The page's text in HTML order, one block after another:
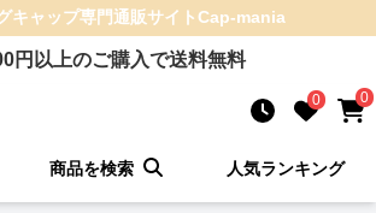
キャップ専門通販サイトCap-mania
円以上のご購入で送料無料
0 0
商品を検索 人気ランキング